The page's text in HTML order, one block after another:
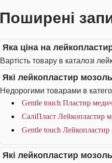
Поширені
Яка ціна на
Вартість товару в каталозі
Які лейкопластир
Недорогими товарами в
Gentle touch Пластир
СаліПласт Лейкопластир
Gentle touch
Які лейкопластир